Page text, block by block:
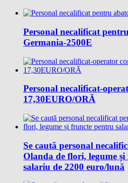
Personal necalificat
Germania-2500E
Personal necalificat-
17,30EURO/ORĂ
Se caută personal
Olanda de flori, legume
salariu de 2200 euro/lună